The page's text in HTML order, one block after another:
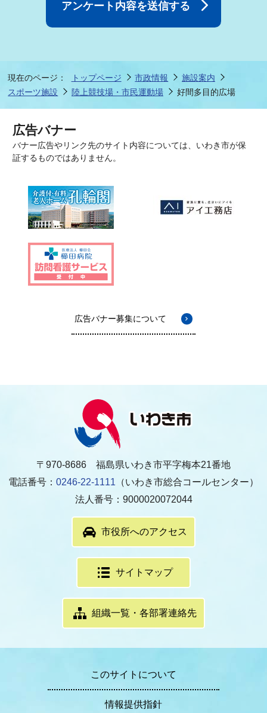
現在のページ： トップページ 市政情報
施設案内
スポーツ施設
陸上競技場・市民運動場 好間多目的広場
広告バナー
バナー広告やリンク先のサイト内容については、いわき市が保
証するものではありません。
広告バナー募集について
〒970-8686 福島県いわき市平字梅本21番地
電話番号： 0246-22-1111 （いわき市総合コールセンター）
法人番号：9000020072044
市役所へのアクセス
サイトマップ
組織一覧・各部署連絡先
このサイトについて
情報提供指針